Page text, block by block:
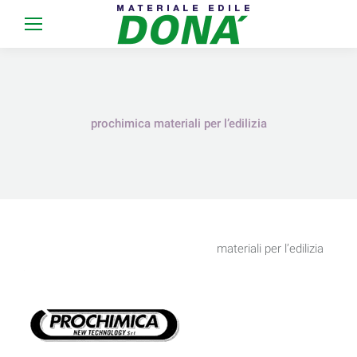
prochimica materiali per l’edilizia
materiali per l’edilizia